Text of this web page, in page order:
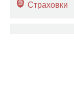
Страховки